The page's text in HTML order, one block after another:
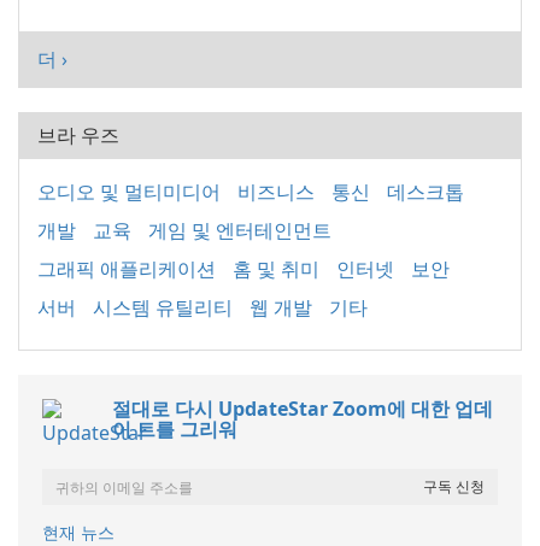
더 ›
브라 우즈
오디오 및 멀티미디어 비즈니스 통신
데스크톱
개발
교육
게임 및 엔터테인먼트
그래픽 애플리케이션
홈 및 취미 인터넷
보안
서버
시스템 유틸리티 웹 개발 기타
절대로 다시 UpdateStar Zoom에 대한 업데
이 트를 그리워
현재 뉴스